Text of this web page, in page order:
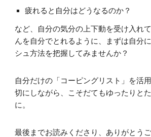
疲れると自分はどうなるのか？
など、自分の気分の上下動を受け入れ
んを自分でとれるように、まずは自分
シュ方法を把握してみませんか？
自分だけの「コーピングリスト」を活
切にしながら、こそだてもゆったりと
に。
最後までお読みくださり、ありがとうご